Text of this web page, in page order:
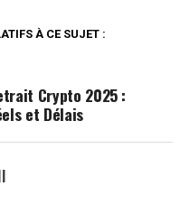
À CE SUJET :
Crypto 2025 :
et Délais